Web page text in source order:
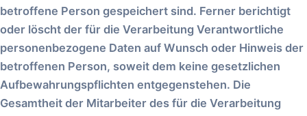
betroffene Person gespeichert sind. Ferner berichtigt
oder löscht der für die Verarbeitung Verantwortliche
personenbezogene Daten auf Wunsch oder Hinweis der
betroffenen Person, soweit dem keine gesetzlichen
Aufbewahrungspflichten entgegenstehen. Die
Gesamtheit der Mitarbeiter des für die Verarbeitung